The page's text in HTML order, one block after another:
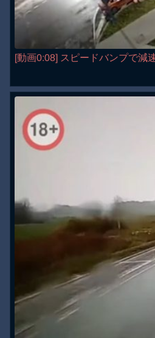
[動画0:08] スピードバンプで減